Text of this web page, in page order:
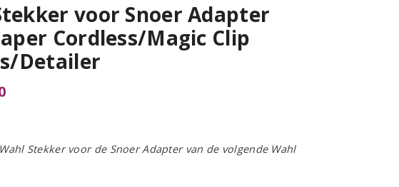
voor Snoer Adapter
Cordless/Magic Clip
Detailer
Huidige
is:
Stekker voor de Snoer Adapter van de volgende Wahl